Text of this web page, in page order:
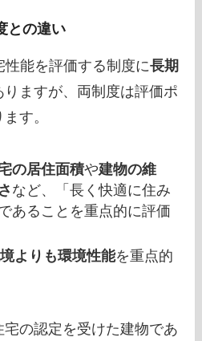
との違い
性能を評価する制度に長期
りますが、両制度は評価ポ
す。
の居住面積や建物の維
など、「長く快適に住み
あることを重点的に評価
よりも環境性能を重点的
の認定を受けた建物であ